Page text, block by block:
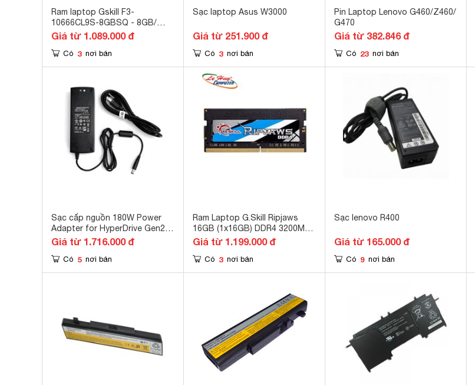
Ram laptop Gskill F3-
10666CL9S-8GBSQ - 8GB/
DDR3/ 1333Mhz
Giá từ 1.089.000 đ
Có 3 nơi bán
Sạc laptop Asus W3000
Giá từ 251.900 đ
Có 3 nơi bán
Pin Laptop Lenovo G460/Z460/
G470
Giá từ 382.846 đ
Có 23 nơi bán
Sạc cấp nguồn 180W Power
Adapter for HyperDrive Gen2
18-Ports HJ-DC180W
Giá từ 1.716.000 đ
Có 5 nơi bán
Ram Laptop G.Skill Ripjaws
16GB (1x16GB) DDR4 3200MHz
(F4-3200C18S-16GRS)
Giá từ 1.199.000 đ
Có 3 nơi bán
Sạc lenovo R400
Giá từ 165.000 đ
Có 9 nơi bán